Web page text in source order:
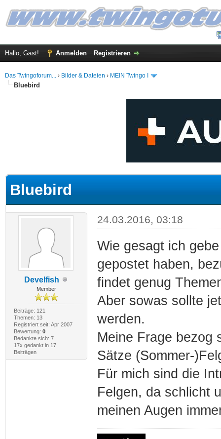
Hallo, Gast! Anmelden Registrieren
Das Twingoforum... › Bilder & Dateien › MEIN Twingo I
Bluebird
Bluebird
Develfish
Member
Beiträge: 121
Themen: 13
Registriert seit: Apr 2007
Bewertung: 0
Bedankte sich: 7
17x gedankt in 17
Beiträgen
24.03.2016, 03:18
Wie gesagt ich
gepostet haben,
findet genug
Aber sowas sollte
werden.
Meine Frage bezog
Sätze (Sommer-
Für mich sind die
Felgen, da schlicht
meinen Augen